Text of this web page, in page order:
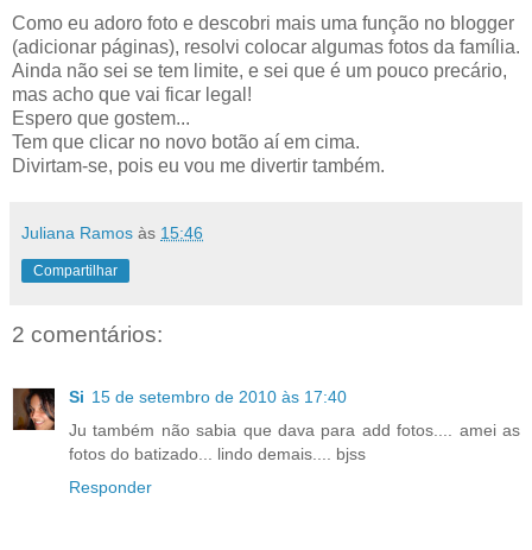
Como eu adoro foto e descobri mais uma função no blogger
(adicionar páginas), resolvi colocar algumas fotos da família.
Ainda não sei se tem limite, e sei que é um pouco precário,
mas acho que vai ficar legal!
Espero que gostem...
Tem que clicar no novo botão aí em cima.
Divirtam-se, pois eu vou me divertir também.
Juliana Ramos às 15:46
Compartilhar
2 comentários:
Si 15 de setembro de 2010 às 17:40
Ju também não sabia que dava para add fotos.... amei as
fotos do batizado... lindo demais.... bjss
Responder